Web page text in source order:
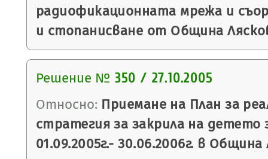
радиофикационната мрежа и
и стопанисване от Община
Решение № 350 / 27.10.2005
Относно: Приемане на План за
стратегия за закрила на детето
01.09.2005г.- 30.06.2006г. в Община